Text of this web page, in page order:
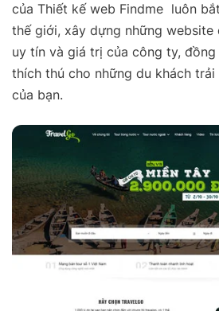
của Thiết kế web Findme luôn
thế giới, xây dựng những website
uy tín và giá trị của công ty,
thích thú cho những du khách
của bạn.